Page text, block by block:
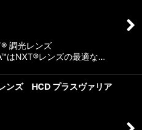
込む
調光レンズ
はNXT®レンズの最適な…
ンズ HCD プラスヴァリア